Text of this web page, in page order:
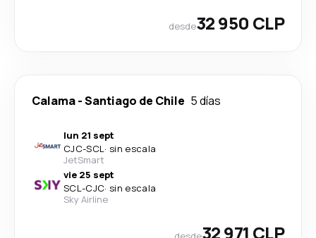
desde32 950 CLP
Calama-Santiago de Chile 5 días
lun 21 sept
CJC-SCL· sin escala
JetSmart
vie 25 sept
SCL-CJC· sin escala
Sky Airline
32 971 CLP